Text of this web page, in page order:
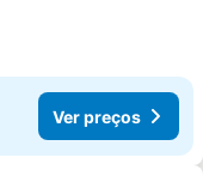
Ver preços